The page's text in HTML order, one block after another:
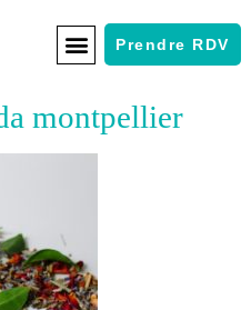
Prendre RDV
montpellier